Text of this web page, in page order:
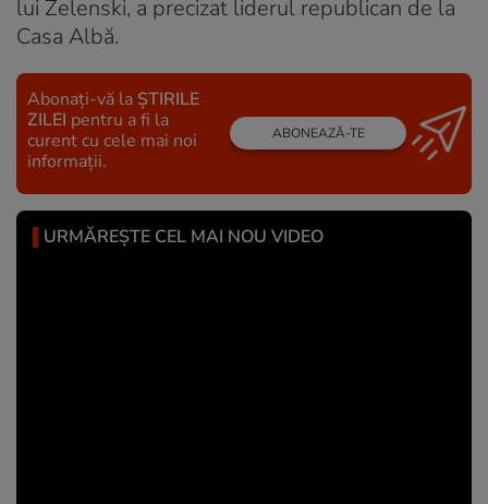
lui Zelenski, a precizat liderul republican de la
Casa Albă.
Abonați-vă la ȘTIRILE
ZILEI pentru a fi la
curent cu cele mai noi
informații.
ABONEAZĂ-TE
URMĂREȘTE CEL MAI NOU VIDEO